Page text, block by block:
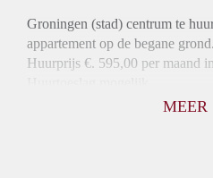
Groningen (stad) centrum te
appartement op de begane grond.
Huurprijs €. 595,00 per maand
MEER